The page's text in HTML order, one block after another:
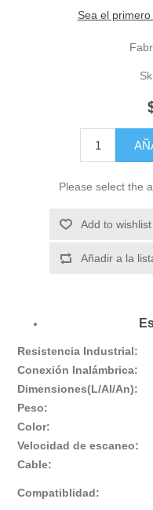
Sea el
Please select the
Add to wishlist
Añadir a la
Resistencia Industrial:
Conexión Inalámbrica:
Dimensiones(L/Al/An):
Peso:
Color:
Velocidad de escaneo:
Cable:
Compatiblidad: